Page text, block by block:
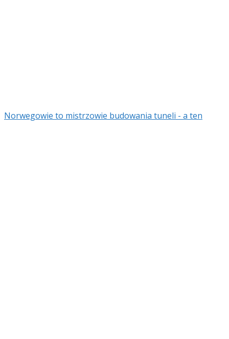
Norwegowie to mistrzowie budowania tuneli - a ten